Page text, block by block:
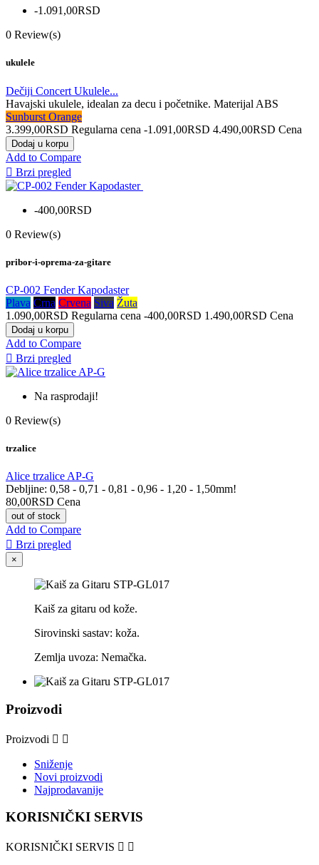
-1.091,00RSD
0 Review(s)
ukulele
Dečiji Concert Ukulele...
Havajski ukulele, idealan za decu i početnike. Materijal ABS
Sunburst Orange
3.399,00RSD Regularna cena -1.091,00RSD 4.490,00RSD Cena
Dodaj u korpu
Add to Compare
 Brzi pregled
-400,00RSD
0 Review(s)
pribor-i-oprema-za-gitare
CP-002 Fender Kapodaster
Plava Crna Crvena Siva Žuta
1.090,00RSD Regularna cena -400,00RSD 1.490,00RSD Cena
Dodaj u korpu
Add to Compare
 Brzi pregled
Na rasprodaji!
0 Review(s)
trzalice
Alice trzalice AP-G
Debljine: 0,58 - 0,71 - 0,81 - 0,96 - 1,20 - 1,50mm!
80,00RSD Cena
out of stock
Add to Compare
 Brzi pregled
×
Kaiš za gitaru od kože.
Sirovinski sastav: koža.
Zemlja uvoza: Nemačka.
Proizvodi
Proizvodi  
Sniženje
Novi proizvodi
Najprodavanije
KORISNIČKI SERVIS
KORISNIČKI SERVIS  